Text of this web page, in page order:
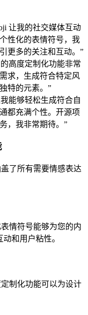
让我的社交媒体互动
性化的表情符号，我
更多的关注和互动。”
的高度定制化功能非常
求，生成符合特定风
特的元素。”
我能够轻松生成符合自
都充满个性。开源项
，我非常期待。”
了所有需要情感表达
情符号能够为您的内
和用户粘性。
制化功能可以为设计